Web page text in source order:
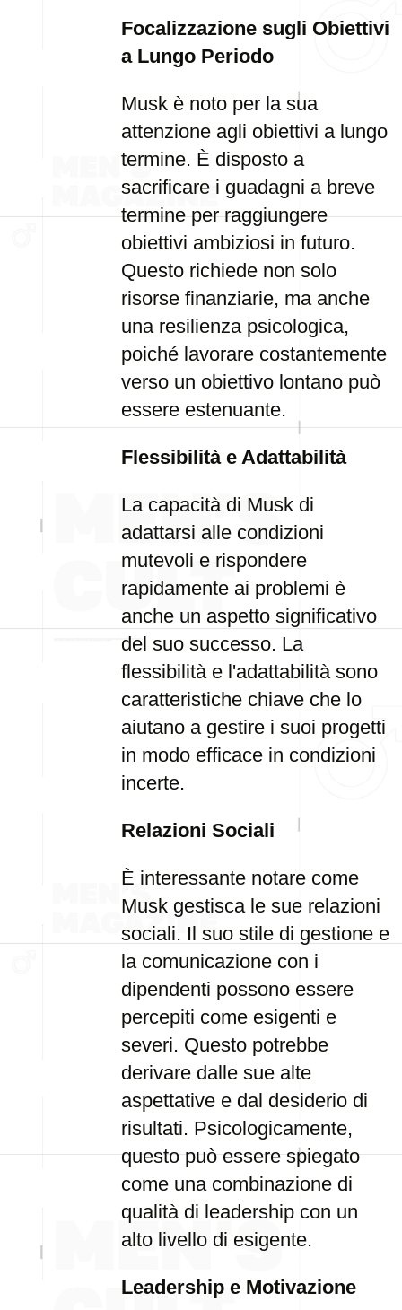
Focalizzazione sugli Obiettivi
a Lungo Periodo
Musk è noto per la sua
attenzione agli obiettivi a lungo
termine. È disposto a
sacrificare i guadagni a breve
termine per raggiungere
obiettivi ambiziosi in futuro.
Questo richiede non solo
risorse finanziarie, ma anche
una resilienza psicologica,
poiché lavorare costantemente
verso un obiettivo lontano può
essere estenuante.
Flessibilità e Adattabilità
La capacità di Musk di
adattarsi alle condizioni
mutevoli e rispondere
rapidamente ai problemi è
anche un aspetto significativo
del suo successo. La
flessibilità e l'adattabilità sono
caratteristiche chiave che lo
aiutano a gestire i suoi progetti
in modo efficace in condizioni
incerte.
Relazioni Sociali
È interessante notare come
Musk gestisca le sue relazioni
sociali. Il suo stile di gestione e
la comunicazione con i
dipendenti possono essere
percepiti come esigenti e
severi. Questo potrebbe
derivare dalle sue alte
aspettative e dal desiderio di
risultati. Psicologicamente,
questo può essere spiegato
come una combinazione di
qualità di leadership con un
alto livello di esigente.
Leadership e Motivazione